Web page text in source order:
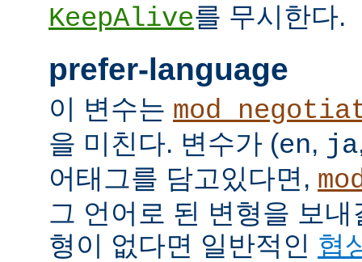
KeepAlive를 무시한다.
prefer-language
이 변수는
을 미친다. 변수가 (en, ja
어태그를 담고있다면,
그 언어로 된 변형을 보
형이 없다면 일반적인 협